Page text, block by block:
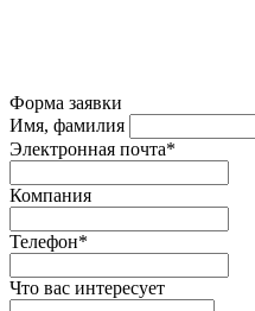
Форма заявки
Имя, фамилия
Электронная почта*
Компания
Телефон*
Что вас интересует